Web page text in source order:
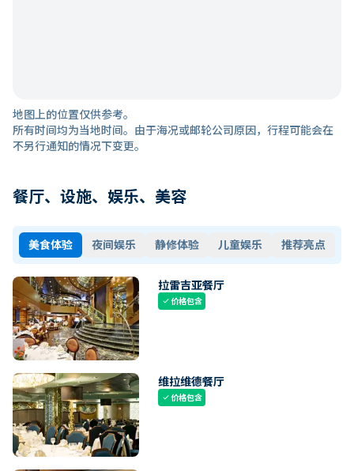
地图上的位置仅供参考。
所有时间均为当地时间。由于海况或邮轮公司原因，行程可能会在
不另行通知的情况下变更。
餐厅、设施、娱乐、美容
美食体验 夜间娱乐 静修体验 儿童娱乐 推荐亮点
拉雷吉亚餐厅
check价格包含
维拉维德餐厅
check价格包含